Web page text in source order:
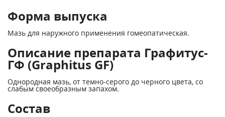
Форма выпуска
Мазь для наружного применения гомеопатическая.
Описание препарата Графитус-
ГФ (Graphitus GF)
Однородная мазь, от темно-серого до черного цвета, со
слабым своеобразным запахом.
Состав